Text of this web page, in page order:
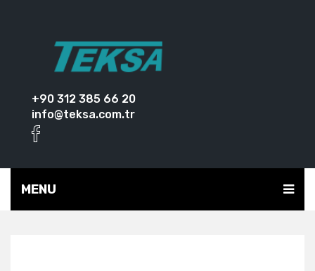
+90 312 385 66 20
info@teksa.com.tr
MENU